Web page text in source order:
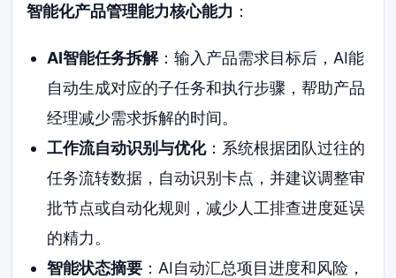
智能化产品管理能力核心能力 ：
AI智能任务拆解：输入产品需求目标后，AI能
自动生成对应的子任务和执行步骤，帮助产品
经理减少需求拆解的时间。
工作流自动识别与优化：系统根据团队过往的
任务流转数据，自动识别卡点，并建议调整审
批节点或自动化规则，减少人工排查进度延误
的精力。
智能状态摘要：AI自动汇总项目进度和风险，